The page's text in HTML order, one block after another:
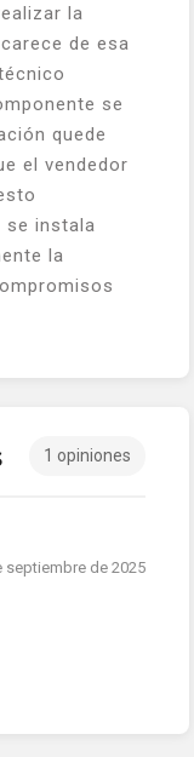
la
de esa
se
quede
el vendedor
se instala
la
1 opiniones
septiembre de 2025